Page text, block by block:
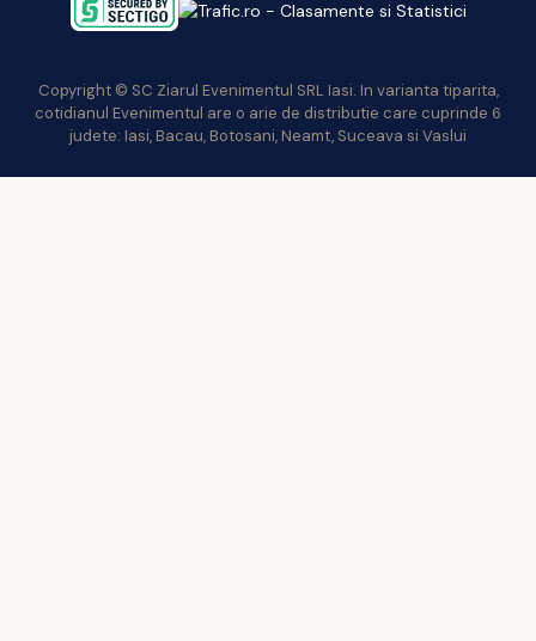
Copyright © SC Ziarul Evenimentul SRL Iasi. In varianta tiparita,
cotidianul Evenimentul are o arie de distributie care cuprinde 6
judete: Iasi, Bacau, Botosani, Neamt, Suceava si Vaslui